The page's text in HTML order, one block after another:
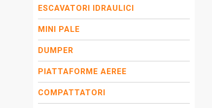
ESCAVATORI IDRAULICI
MINI PALE
DUMPER
PIATTAFORME AEREE
COMPATTATORI